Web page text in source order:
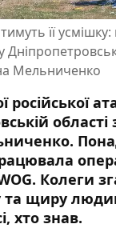
її усмішку:
Мельниченко
російської
області
Колеги
та щиру
хто знав.